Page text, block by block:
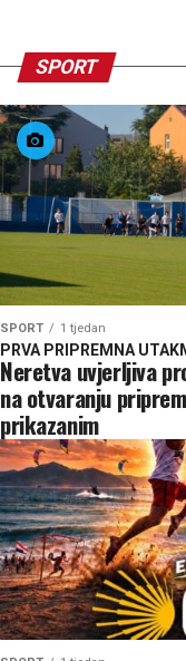
SPORT
SPORT 1 tjedan
PRVA PRIPREMNA
Neretva uvjerljiva
na otvaranju
prikazanim